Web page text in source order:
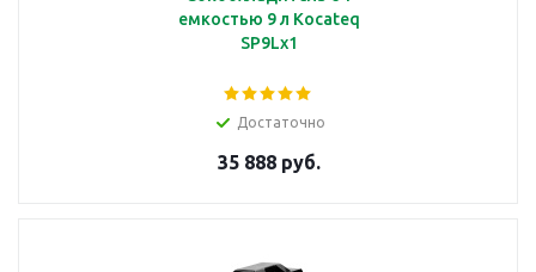
емкостью 9 л Kocateq
SP9Lx1
Достаточно
35 888 руб.